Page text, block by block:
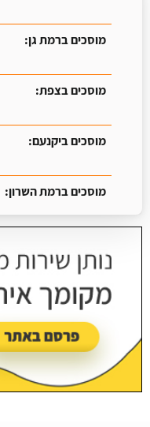
מוסכים ברמת גן:
מוסכים בצפת:
מוסכים ביקנעם:
מוסכים ברמת השרון: